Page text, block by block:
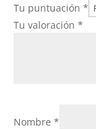
Tu puntuación*
Tu valoración*
Nombre*